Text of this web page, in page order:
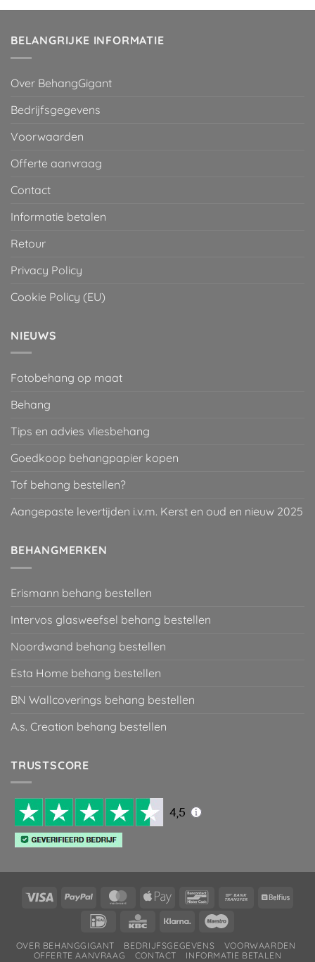
€ 29,95.€ 2,00.
BELANGRIJKE INFORMATIE
Over BehangGigant
Bedrijfsgegevens
Voorwaarden
Offerte aanvraag
Contact
Informatie betalen
Retour
Privacy Policy
Cookie Policy (EU)
NIEUWS
Fotobehang op maat
Behang
Tips en advies vliesbehang
Goedkoop behangpapier kopen
Tof behang bestellen?
Aangepaste levertijden i.v.m. Kerst en oud en nieuw 2025
BEHANGMERKEN
Erismann behang bestellen
Intervos glasweefsel behang bestellen
Noordwand behang bestellen
Esta Home behang bestellen
BN Wallcoverings behang bestellen
A.s. Creation behang bestellen
TRUSTSCORE
Visa PayPal MasterCard
Apple
BancontactBank
IDeal
KBC Klarna
OVER BEHANGGIGANT BEDRIJFSGEGEVENS
VOORWAARDEN
OFFERTE AANVRAAG
CONTACT
INFORMATIE BETALEN